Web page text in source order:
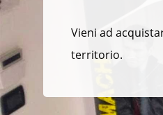
Vieni ad
territorio.